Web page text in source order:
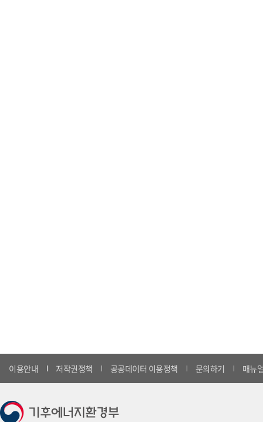
이용안내 저작권정책 공공데이터 이용정책 문의하기 매뉴